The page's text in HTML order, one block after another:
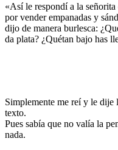
«Así le respondí a la
por vender empanadas y
dijo de manera burlesca:
da plata? ¿Quétan bajo has
Simplemente me reí y le dije
texto.
Pues sabía que no valía la
nada.